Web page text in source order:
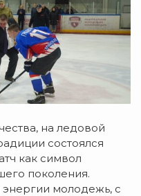
на ледовой
состоялся
как символ
поколения.
молодежь, с